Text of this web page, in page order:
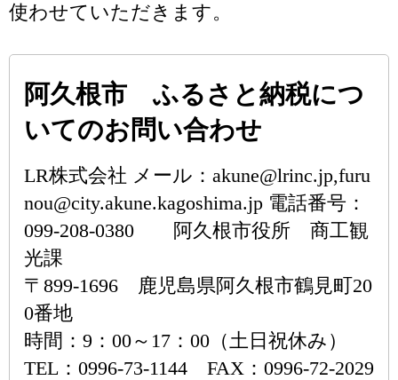
使わせていただきます。
阿久根市 ふるさと納税につ
いてのお問い合わせ
LR株式会社 メール：akune@lrinc.jp,furu
nou@city.akune.kagoshima.jp 電話番号：
099-208-0380 阿久根市役所 商工観
光課
〒899-1696 鹿児島県阿久根市鶴見町20
0番地
時間：9：00～17：00（土日祝休み）
TEL：0996-73-1144 FAX：0996-72-2029